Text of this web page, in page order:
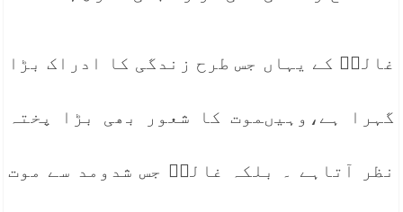
غالبؔ کے یہاں جس طرح زندگی کا ادراک بڑا
گہرا ہے،وہیںموت کا شعور بھی بڑا پختہ
نظر آتاہے ۔ بلکہ غالبؔ جس شدومد سے موت